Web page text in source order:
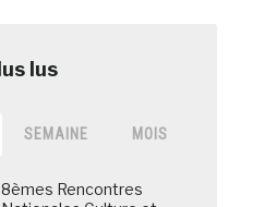
SEMAINE MOIS
8èmes Rencontres